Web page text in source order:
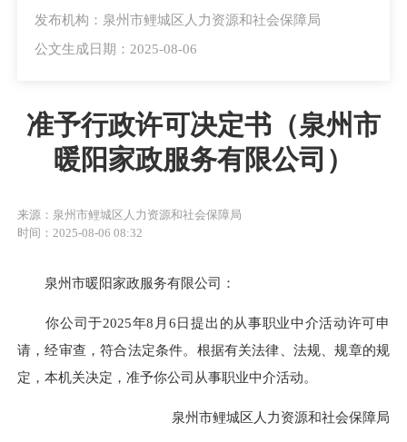
发布机构：泉州市鲤城区人力资源和社会保障局
公文生成日期：2025-08-06
准予行政许可决定书（泉州市
暖阳家政服务有限公司）
来源：泉州市鲤城区人力资源和社会保障局
时间：2025-08-06 08:32
泉州市暖阳家政服务有限公司：
你公司于2025年8月6日提出的从事职业中介活动许可申
请，经审查，符合法定条件。根据有关法律、法规、规章的规
定，本机关决定，准予你公司从事职业中介活动。
泉州市鲤城区人力资源和社会保障局